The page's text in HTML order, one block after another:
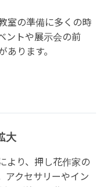
室の準備に多くの時
ントや展示会の前
あります。
大
より、押し花作家の
アクセサリーやイン